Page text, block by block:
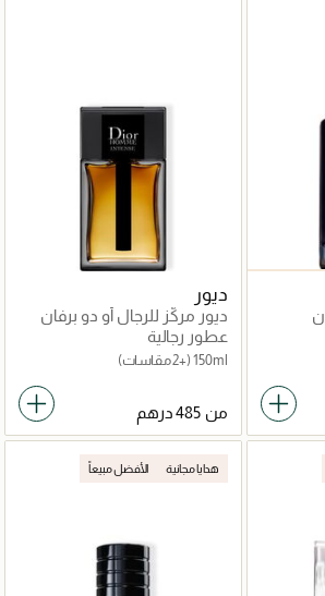
ديور
ديور مركّز للرجال أو دو برفان
عطور رجالية
150ml (+2 مقاسات)
من
هدايا مجانية الأفضل مبيعاً